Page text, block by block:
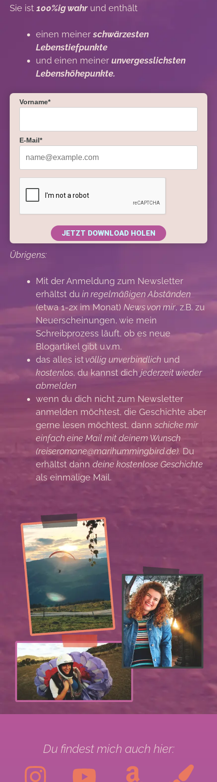
Sie ist 100%ig wahrund enthält
einen meinerschwärzesten
Lebenstiefpunkte
und einen meiner unvergesslichsten
Lebenshöhepunkte.
Vorname*
E-Mail*
JETZT DOWNLOAD HOLEN
Übrigens:
Mit der Anmeldung zum Newsletter
erhältst du in regelmäßigen Abständen
(etwa 1-2x im Monat) News von mir, z.B. zu
Neuerscheinungen, wie mein
Schreibprozess läuft, ob es neue
Blogartikel gibt u.v.m.
das alles istvöllig unverbindlich und
kostenlos, du kannst dichjederzeit wieder
abmelden
wenn du dich nicht zum Newsletter
anmelden möchtest, die Geschichte aber
gerne lesen möchtest, dann schicke mir
einfach eine Mail mit deinem Wunsch
(reiseromane@marihummingbird.de). Du
erhältst dann deine kostenlose Geschichte
als einmalige Mail.
Du findest mich auch hier: